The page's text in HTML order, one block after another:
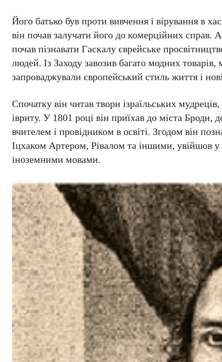
Його батько був проти вивчення і вірування в
він почав залучати його до комерційних справ.
почав пізнавати Гаскалу єврейське
людей. Із Заходу завозив багато модних
запроваджували європейський стиль життя і
Спочатку він читав твори ізраїльських
івриту. У 1801 році він приїхав до міста Броди,
вчителем і провідником в освіті. Згодом він
Іцхаком Артером, Рівалом та іншими, увійшов у
іноземними мовами.